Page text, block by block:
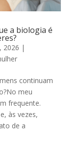
a biologia é
2026 |
continuam
meu
frequente.
às vezes,
de a